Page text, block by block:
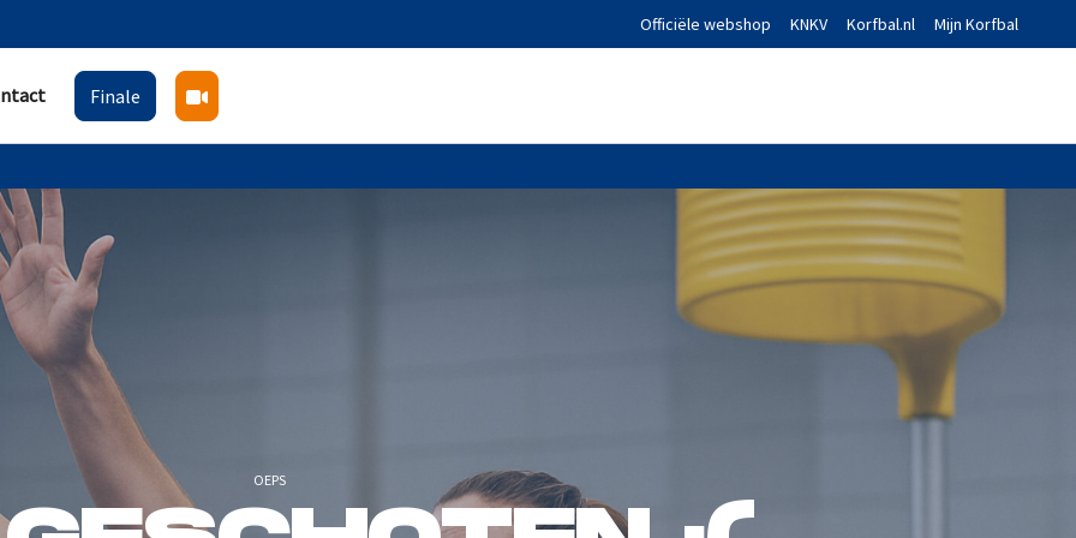
Officiële webshop KNKV Korfbal.nl Mijn Korfbal
Finale
OEPS